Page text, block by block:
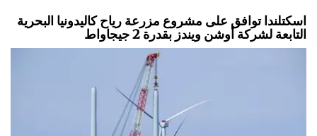
اسكتلندا توافق على مشروع مزرعة رياح كاليدونيا البحرية
التابعة لشركة أوشن ويندز بقدرة 2 جيجاواط